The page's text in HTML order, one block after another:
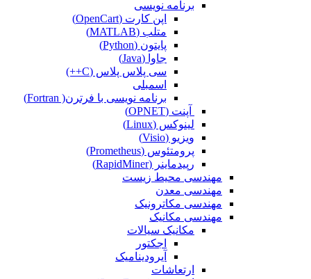
برنامه نویسی
اپن کارت (OpenCart)
متلب (MATLAB)
پایتون (Python)
جاوا (Java)
سی پلاس پلاس (C++)
اسمبلی
برنامه نویسی با فرترن( Fortran)
آپنت (OPNET)
لینوکس (Linux)
ویزیو (Visio)
پرومتئوس (Prometheus)
رپیدماینر (RapidMiner)
مهندسی محیط زیست
مهندسی معدن
مهندسی مکاترونیک
مهندسی مکانیک
مکانیک سیالات
اجکتور
آیرودینامیک
ارتعاشات